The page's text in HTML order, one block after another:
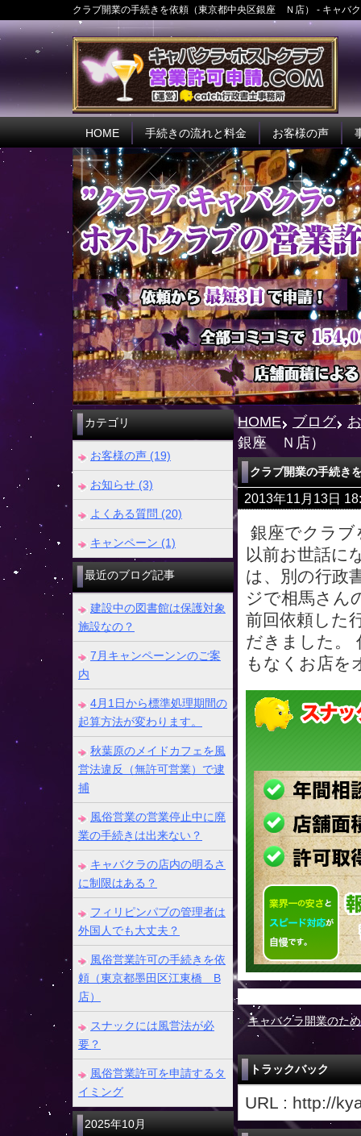
クラブ開業の手続きを依頼（東京都中央区銀座 Ｎ店） - キャバ
HOME 手続きの流れと料金 お客様の声
HOME ブログ
銀座 Ｎ店）
クラブ開業の手続き
2013年11月13日
銀座でクラブ
以前お世話に
は、別の行政
ジで相馬さん
前回依頼した
だきました。
もなくお店を
«キャバクラ開業のた
トラックバック
URL : http://
カテゴリ
お客様の声 (19)
お知らせ (3)
よくある質問 (20)
キャンペーン (1)
最近のブログ記事
建設中の図書館は保護対象
施設なの？
7月キャンペーンンのご案
内
4月1日から標準処理期間の
起算方法が変わります。
秋葉原のメイドカフェを風
営法違反（無許可営業）で逮
捕
風俗営業の営業停止中に廃
業の手続きは出来ない？
キャバクラの店内の明るさ
に制限はある？
フィリピンパブの管理者は
外国人でも大丈夫？
風俗営業許可の手続きを依
頼（東京都墨田区江東橋 B
店）
スナックには風営法が必
要？
風俗営業許可を申請するタ
イミング
2025年10月